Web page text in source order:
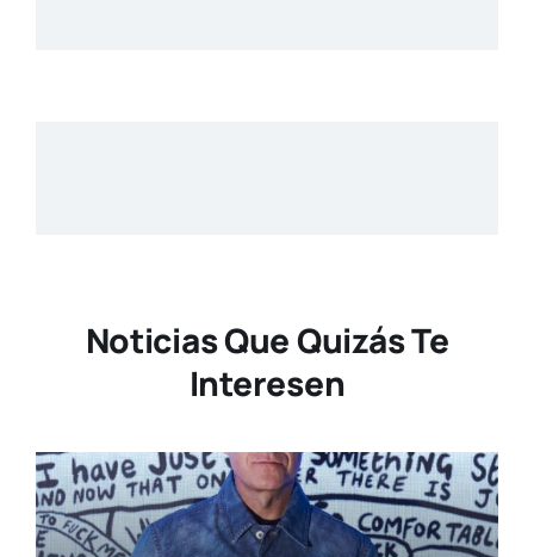
Noticias Que Quizás Te
Interesen